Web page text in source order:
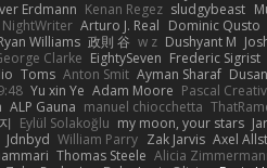
Erdmann Kenan Regez sludgybeast
NightWriter Arturo J. Real Dominic Qusto
Williams 政則 谷 w z Dushyant M
Clarke EightySeven Frederic Sigrist
Toms Anton Smit Ayman Sharaf
Yu xin Ye Adam Moore Pascal
ALP Gauna manuel chiocchetta
Eylül Solakoğlu my moon, your stars
Jdnbyd William Parry Zak Jarvis Axel
Thomas Steele Alicia